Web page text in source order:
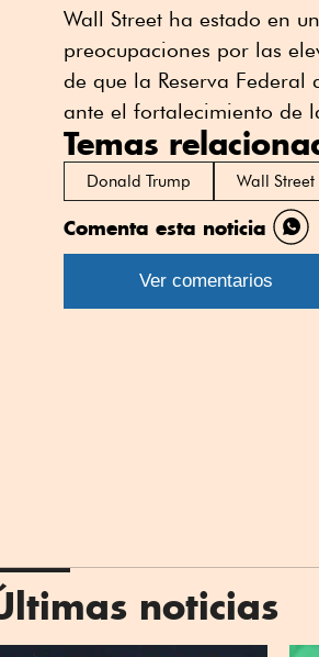
Wall Street ha estado en
preocupaciones por las
de que la Reserva
ante el fortalecimiento de
Temas
Donald Trump Wall Street
Comenta esta noticia
por
Ver comentarios
noticias